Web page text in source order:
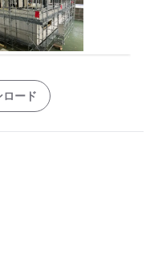
ロード